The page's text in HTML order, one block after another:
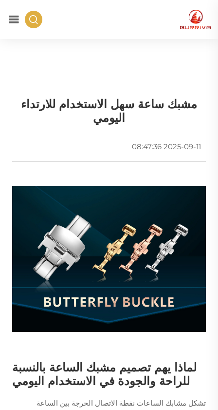
مشبك ساعة سهل الاستخدام للارتداء
اليومي
2025-09-11 08:47:36
لماذا يهم تصميم مشبك الساعة بالنسبة
للراحة والجودة في الاستخدام اليومي
تشكل مشابك الساعات نقطة الاتصال الحرجة بين الساعة